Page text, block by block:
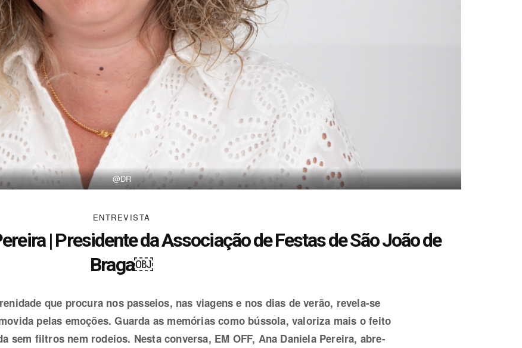
@DR
ENTREVISTA
| Presidente da Associação de Festas de São João de
Braga￼
que procura nos passeios, nas viagens e nos dias de verão, revela-se
pelas emoções. Guarda as memórias como bússola, valoriza mais o feito
sem filtros nem rodeios. Nesta conversa, EM OFF, Ana Daniela Pereira, abre-